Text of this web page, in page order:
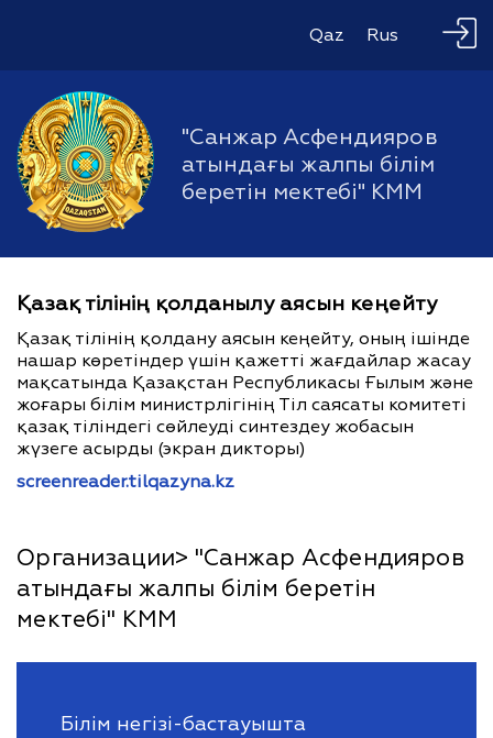
Qaz Rus
"Санжар Асфендияров
атындағы жалпы білім
беретін мектебі" КММ
Қазақ тілінің қолданылу аясын кеңейту
Қазақ тілінің қолдану аясын кеңейту, оның ішінде
нашар көретіндер үшін қажетті жағдайлар жасау
мақсатында Қазақстан Республикасы Ғылым және
жоғары білім министрлігінің Тіл саясаты комитеті
қазақ тіліндегі сөйлеуді синтездеу жобасын
жүзеге асырды (экран дикторы)
screenreader.tilqazyna.kz
Организации> "Санжар Асфендияров
атындағы жалпы білім беретін
мектебі" КММ
Білім негізі-бастауышта